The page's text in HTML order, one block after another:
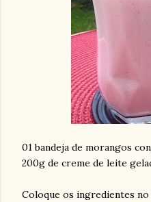
01 bandeja de morangos
200g de creme de leite
Coloque os ingredientes